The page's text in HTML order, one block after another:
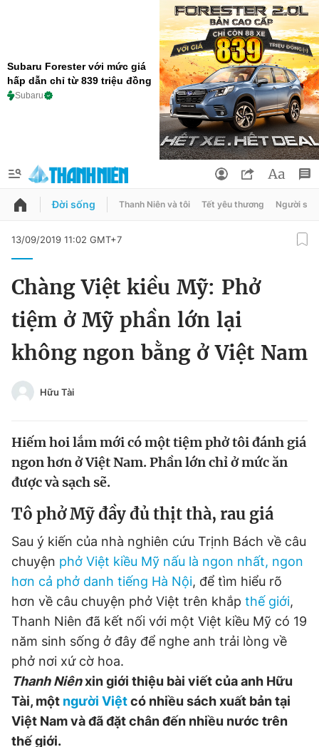
Subaru Forester với mức giá
hấp dẫn chỉ từ 839 triệu đồng
Subaru
QUẢNG CÁO ĐẶT BÁO
Chuyên mục
Chào ngày mới Tin 24h
Video Magazine
Sản phẩm khác
Tiện ích Bạn cần biết
Thông tin tòa soạn Liên hệ quảng cáo
Đọc Thanh Niên trên điện thoại
Đổi mật khẩu
Tin đã lưu
Tin đã xem
Đăng xuất
Đời sống Thanh Niên và tôi Tết yêu thương Người
13/09/2019 11:02 GMT+7
Chàng Việt kiều Mỹ: Phở
tiệm ở Mỹ phần lớn lại
không ngon bằng ở Việt Nam
Hữu Tài
Hiếm hoi lắm mới có một tiệm phở tôi đánh giá
ngon hơn ở Việt Nam. Phần lớn chỉ ở mức ăn
được và sạch sẽ.
Tô phở Mỹ đầy đủ thịt thà, rau giá
Sau ý kiến của nhà nghiên cứu Trịnh Bách về câu
chuyện phở Việt kiều Mỹ nấu là ngon nhất, ngon
hơn cả phở danh tiếng Hà Nội, để tìm hiểu rõ
hơn về câu chuyện phở Việt trên khắp thế giới,
Thanh Niên đã kết nối với một Việt kiều Mỹ có 19
năm sinh sống ở đây để nghe anh trải lòng về
phở nơi xứ cờ hoa.
Thanh Niênxin giới thiệu bài viết của anh Hữu
Tài, một người Việtcó nhiều sách xuất bản tại
Việt Nam và đã đặt chân đến nhiều nước trên
thế giới.